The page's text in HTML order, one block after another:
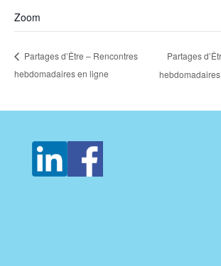
Zoom
Partages d’Être – Rencontres
hebdomadaires en ligne
Partages